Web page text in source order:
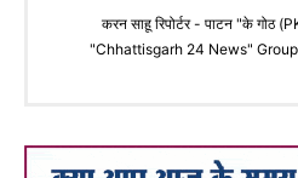
करन साहू रिपोर्टर - पाटन "के गोठ
"Chhattisgarh 24 News"